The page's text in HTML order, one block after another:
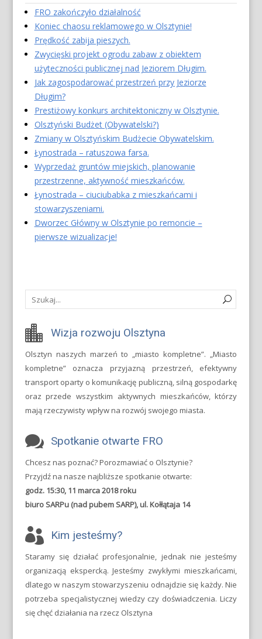
FRO zakończyło działalność
Koniec chaosu reklamowego w Olsztynie!
Prędkość zabija pieszych.
Zwycięski projekt ogrodu zabaw z obiektem
użyteczności publicznej nad Jeziorem Długim.
Jak zagospodarować przestrzeń przy Jeziorze
Długim?
Prestiżowy konkurs architektoniczny w Olsztynie.
Olsztyński Budżet (Obywatelski?)
Zmiany w Olsztyńskim Budżecie Obywatelskim.
Łynostrada – ratuszowa farsa.
Wyprzedaż gruntów miejskich, planowanie
przestrzenne, aktywność mieszkańców.
Łynostrada – ciuciubabka z mieszkańcami i
stowarzyszeniami.
Dworzec Główny w Olsztynie po remoncie –
pierwsze wizualizacje!
Wizja rozwoju Olsztyna
Olsztyn naszych marzeń to „miasto kompletne”. „Miasto
kompletne” oznacza przyjazną przestrzeń, efektywny
transport oparty o komunikację publiczną, silną gospodarkę
oraz przede wszystkim aktywnych mieszkańców, którzy
mają rzeczywisty wpływ na rozwój swojego miasta.
Spotkanie otwarte FRO
Chcesz nas poznać? Porozmawiać o Olsztynie?
Przyjdź na nasze najbliższe spotkanie otwarte:
godz. 15:30, 11 marca 2018 roku
biuro SARPu (nad pubem SARP), ul. Kołłątaja 14
Kim jesteśmy?
Staramy się działać profesjonalnie, jednak nie jesteśmy
organizacją ekspercką. Jesteśmy zwykłymi mieszkańcami,
dlatego w naszym stowarzyszeniu odnajdzie się każdy. Nie
potrzeba specjalistycznej wiedzy czy doświadczenia. Liczy
się chęć działania na rzecz Olsztyna